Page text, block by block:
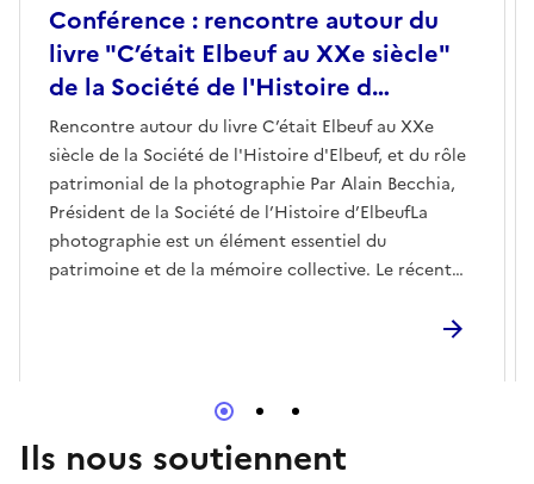
Conférence : rencontre autour du
livre "C’était Elbeuf au XXe siècle"
de la Société de l'Histoire d…
Rencontre autour du livre C’était Elbeuf au XXe
siècle de la Société de l'Histoire d'Elbeuf, et du rôle
patrimonial de la photographie Par Alain Becchia,
Président de la Société de l’Histoire d’ElbeufLa
photographie est un élément essentiel du
patrimoine et de la mémoire collective. Le récent
rares et insolites, les autres devenus iconiques.
Ils nous soutiennent